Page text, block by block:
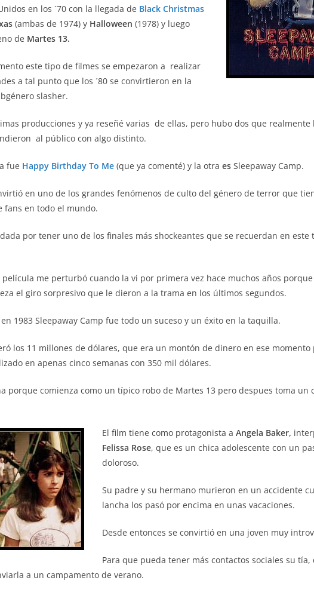
en los ´70 con la llegada de Black Christmas
(ambas de 1974) y Halloween (1978) y luego
de Martes 13.
este tipo de filmes se empezaron a realizar
a tal punto que los ´80 se convirtieron en la
slasher.
producciones y ya reseñé varias de ellas, pero hubo dos que realmente
al público con algo distinto.
fue Happy Birthday To Me (que ya comenté) y la otra es Sleepaway Camp.
en uno de los grandes fenómenos de culto del género de terror que
fans en todo el mundo.
por tener uno de los finales más shockeantes que se recuerdan en este
película me perturbó cuando la vi por primera vez hace muchos años porque
el giro sorpresivo que le dieron a la trama en los últimos segundos.
1983 Sleepaway Camp fue todo un suceso y un éxito en la taquilla.
los 11 millones de dólares, que era un montón de dinero en ese
en apenas cinco semanas con 350 mil dólares.
porque comienza como un típico robo de Martes 13 pero despues toma un
El film tiene como protagonista a Angela Baker,
Felissa Rose, que es un chica adolescente con un
doloroso.
Su padre y su hermano murieron en un accidente
lancha los pasó por encima en unas vacaciones.
Desde entonces se convirtió en una joven muy
Para que pueda tener más contactos sociales su tía,
a un campamento de verano.